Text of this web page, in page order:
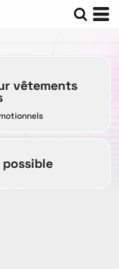
vêtements